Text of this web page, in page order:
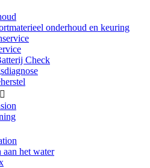
onderhoud en keuring
Check
aan het water